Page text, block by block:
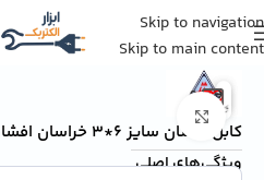
Skip to navigation
Skip to main content
خانه/سیم و کابل/ سیم و کابل خراسان افشارنژاد
کابل افشان سایز 6*3 خراسان افشارنژاد
ویژگی‌های اصلی